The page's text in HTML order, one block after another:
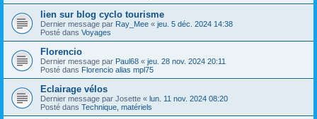
lien sur blog cyclo tourisme
Dernier message par Ray_Mee « jeu. 5 déc. 2024 14:38
Posté dans Voyages
Florencio
Dernier message par Paul68 « jeu. 28 nov. 2024 20:11
Posté dans Florencio alias mpl75
Eclairage vélos
Dernier message par Josette « lun. 11 nov. 2024 08:20
Posté dans Technique, matériels